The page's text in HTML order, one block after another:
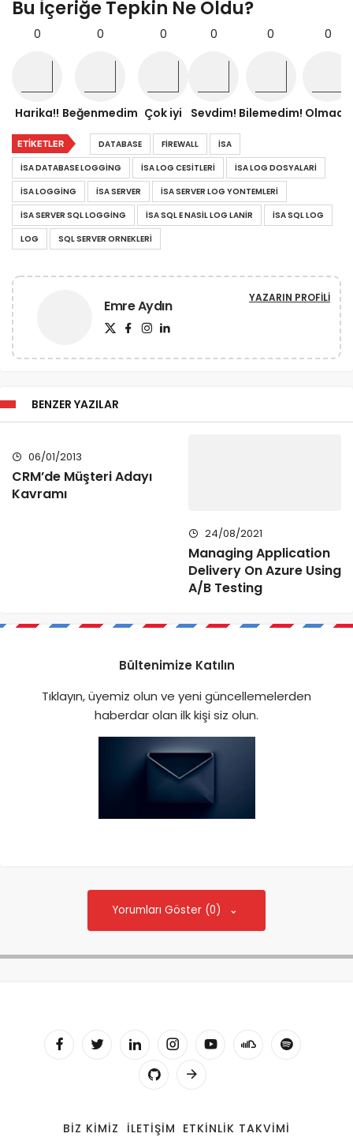
Bu İçeriğe Tepkin Ne Oldu?
0
Harika!!
0
Beğenmedim
0
Çok iyi
0
Sevdim!
0
Bilemedim!
0
Olmadı!
ETIKETLER DATABASE FIREWALL
ISA
ISA DATABASE LOGGING
ISA LOG CESITLERI
ISA LOG DOSYALARI
ISA LOGGING
ISA SERVER
ISA SERVER LOG YONTEMLERI
ISA SERVER SQL LOGGING
ISA SQL E NASIL LOG LANIR
ISA SQL LOG
LOG
SQL SERVER ORNEKLERI
Emre Aydın YAZARIN PROFILI
BENZER YAZILAR
06/01/2013
CRM’de Müşteri Adayı
Kavramı
24/08/2021
Managing Application
Delivery On Azure Using
A/B Testing
Bültenimize Katılın
Tıklayın, üyemiz olun ve yeni güncellemelerden
haberdar olan ilk kişi siz olun.
Yorumları Göster (0)
BIZ KIMIZ İLETIŞIM ETKINLIK TAKVIMI